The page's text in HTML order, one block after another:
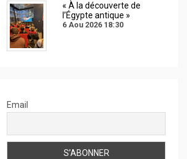
« À la découverte de
l’Égypte antique »
6 Aou 2026 18:30
Email